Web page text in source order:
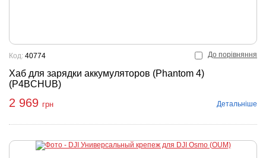
До порівняння
Хаб для зарядки аккумуляторов (Phantom 4)
(P4BCHUB)
Код: 40774
2 969 грн Детальніше